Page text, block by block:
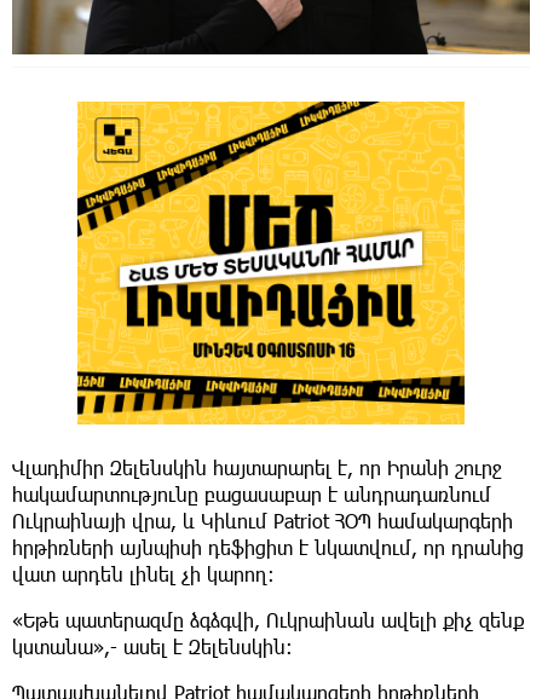
Վլադիմիր Զելենսկին հայտարարել է, որ Իրանի շուրջ
հակամարտությունը բացասաբար է անդրադառնում
Ուկրաինայի վրա, և Կիևում Patriot ՀՕՊ համակարգերի
հրթիռների այնպիսի դեֆիցիտ է նկատվում, որ դրանից
վատ արդեն լինել չի կարող։
«Եթե պատերազմը ձգձգվի, Ուկրաինան ավելի քիչ զենք
կստանա»,- ասել է Զելենսկին։
Պատասխանելով Patriot համակարգերի հրթիռների